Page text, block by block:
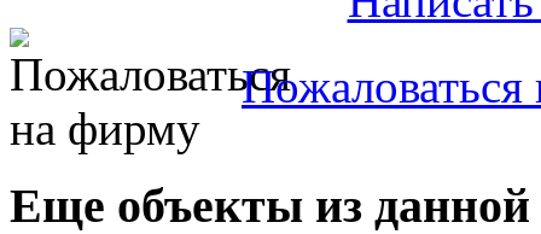
Еще объекты из данной